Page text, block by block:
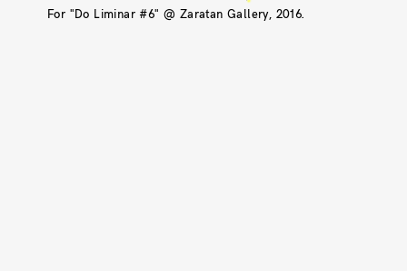
For "Do Liminar #6" @ Zaratan Gallery, 2016.